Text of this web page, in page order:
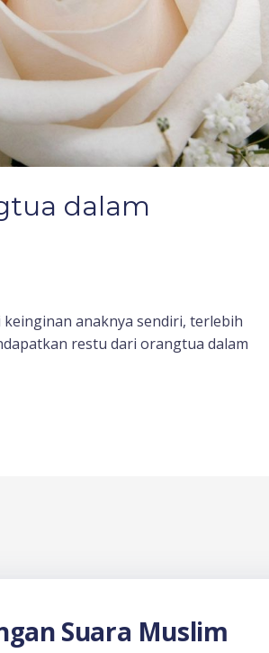
dalam
anaknya sendiri, terlebih
restu dari orangtua dalam
Suara Muslim